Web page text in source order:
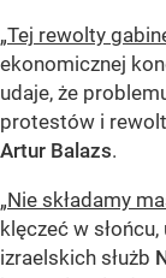
„Tej rewolty
ekonomicznej
udaje, że
protestów i
Artur Balazs.
„Nie składamy
klęczeć w
izraelskich służb